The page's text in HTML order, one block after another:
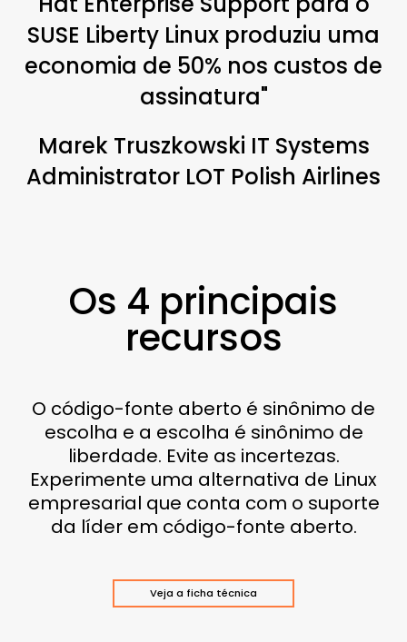
SUSE Liberty Linux produziu uma
economia de 50% nos custos de
assinatura"
Marek Truszkowski IT Systems
Administrator LOT Polish Airlines
Os 4 principais
recursos
O código-fonte aberto é sinônimo de
escolha e a escolha é sinônimo de
liberdade. Evite as incertezas.
Experimente uma alternativa de Linux
empresarial que conta com o suporte
da líder em código-fonte aberto.
Veja a ficha técnica